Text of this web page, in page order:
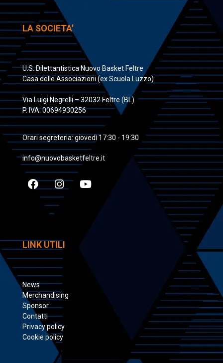
LA SOCIETA'
U.S. Dilettantistica Nuovo Basket Feltre
Casa delle Associazioni (ex Scuola Luzzo)
Via Luigi Negrelli – 32032 Feltre (BL)
P. IVA: 00694930256
Orari segreteria: giovedì 17:30 - 19:30
info@nuovobasketfeltre.it
LINK UTILI
News
Merchandising
Sponsor
Contatti
Privacy policy
Cookie policy